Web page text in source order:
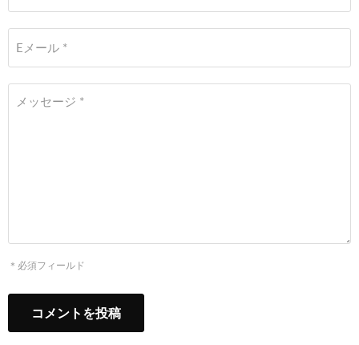
Eメール *
メッセージ *
＊必須フィールド
コメントを投稿